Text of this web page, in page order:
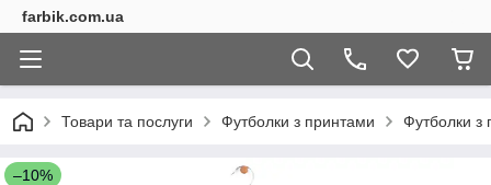
farbik.com.ua
Товари та послуги Футболки з принтами Футболки з
–10%